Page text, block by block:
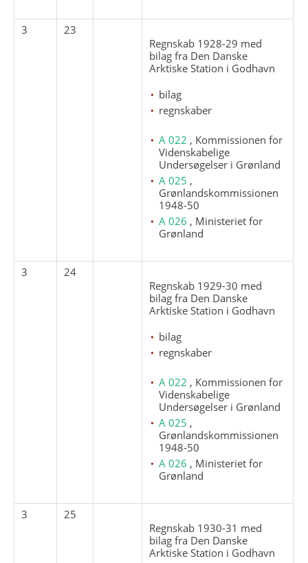
3
23
Regnskab 1928-29 med
bilag fra Den Danske
Arktiske Station i Godhavn
bilag
regnskaber
A 022 , Kommissionen for
Videnskabelige
Undersøgelser i Grønland
A 025 ,
Grønlandskommissionen
1948-50
A 026 , Ministeriet for
Grønland
3
24
Regnskab 1929-30 med
bilag fra Den Danske
Arktiske Station i Godhavn
bilag
regnskaber
A 022 , Kommissionen for
Videnskabelige
Undersøgelser i Grønland
A 025 ,
Grønlandskommissionen
1948-50
A 026 , Ministeriet for
Grønland
3
25
Regnskab 1930-31 med
bilag fra Den Danske
Arktiske Station i Godhavn